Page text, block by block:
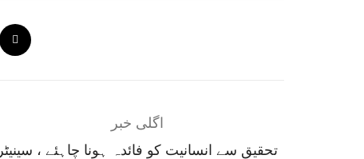
اگلی خبر
تحقیق سے انسانیت کو فائدہ ہونا چاہئے ، سینیٹر